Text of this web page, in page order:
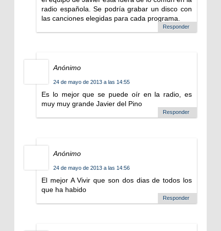
radio española. Se podría grabar un disco con
las canciones elegidas para cada programa.
Responder
Anónimo
24 de mayo de 2013 a las 14:55
Es lo mejor que se puede oír en la radio, es
muy muy grande Javier del Pino
Responder
Anónimo
24 de mayo de 2013 a las 14:56
El mejor A Vivir que son dos dias de todos los
que ha habido
Responder